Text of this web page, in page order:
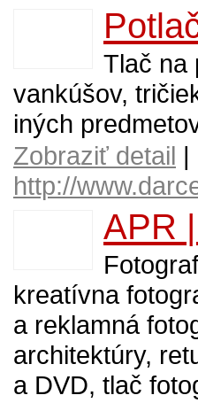
Tlač na
vankúšov,
iných
Zobraziť detail |
http://
APR
kreatívna
a reklamná
architektúry,
a DVD, tlač